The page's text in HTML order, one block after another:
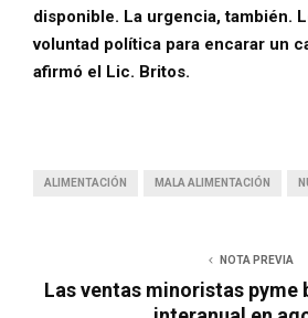
disponible. La urgencia, también.
voluntad política para encarar un
afirmó el Lic. Britos.
ALIMENTACIÓN MALA ALIMENTACIÓN
NOTA PREVIA
Las ventas minoristas pyme